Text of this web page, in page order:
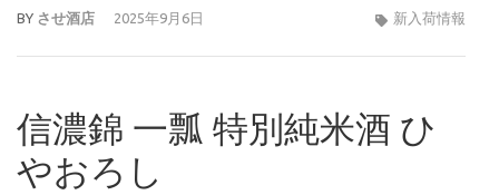
BY させ酒店 2025年9月6日 新入荷情報
信濃錦 一瓢 特別純米酒 ひ
やおろし